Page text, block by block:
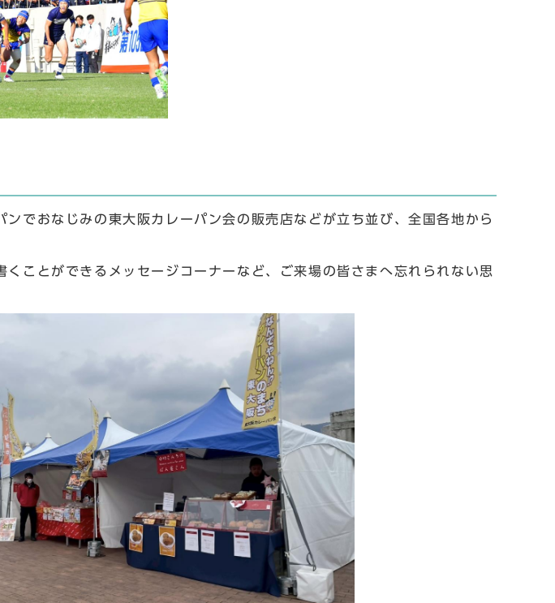
でおなじみの東⼤阪カレーパン会の販売店などが⽴ち並び、全国各地から
ことができるメッセージコーナーなど、ご来場の皆さまへ忘れられない思